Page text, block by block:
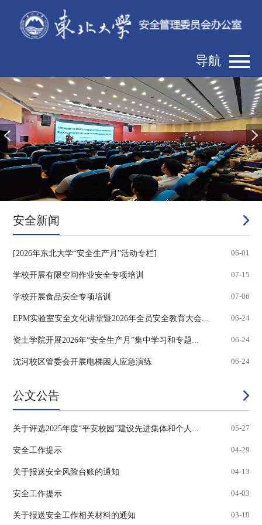
导航
安全新闻
[2026年东北大学“安全生产月”活动专栏] 06-01
学校开展有限空间作业安全专项培训 07-15
学校开展食品安全专项培训 07-06
EPM实验室安全文化讲堂暨2026年全员安全教育大会... 06-24
资土学院开展2026年“安全生产月”集中学习和专题... 06-24
沈河校区管委会开展电梯困人应急演练 06-24
公文公告
关于评选2025年度“平安校园”建设先进集体和个人... 05-27
安全工作提示 04-29
关于报送安全风险台账的通知 04-13
安全工作提示 04-03
关于报送安全工作相关材料的通知 03-10